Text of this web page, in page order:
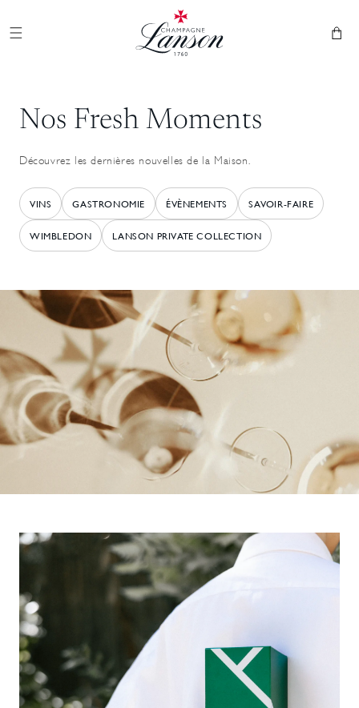
Panier
Nos Fresh Moments
Découvrez les dernières nouvelles de la Maison.
VINS GASTRONOMIE ÉVÈNEMENTS SAVOIR-FAIRE
WIMBLEDON LANSON PRIVATE COLLECTION